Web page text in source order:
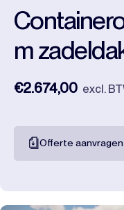
m
€2.674,00 excl.
Offerte aanvragen